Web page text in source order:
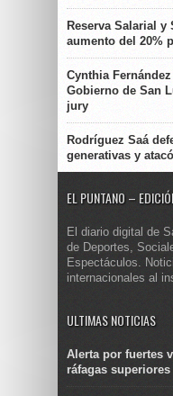
Reserva Salarial
aumento del 20%
Cynthia
Gobierno de San
jury
Rodríguez Saá
generativas y
EL PUNTANO –
El diario digital de
de Deportes,
Espectáculos.
internacionales al
ULTIMAS NOTICIAS
Alerta por fuertes
ráfagas